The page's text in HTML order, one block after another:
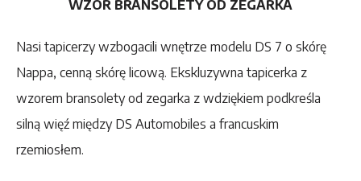
WZÓR BRANSOLETY OD ZEGARKA
Nasi tapicerzy wzbogacili wnętrze modelu DS 7 o skórę
Nappa, cenną skórę licową. Ekskluzywna tapicerka z
wzorem bransolety od zegarka z wdziękiem podkreśla
silną więź między DS Automobiles a francuskim
rzemiosłem.